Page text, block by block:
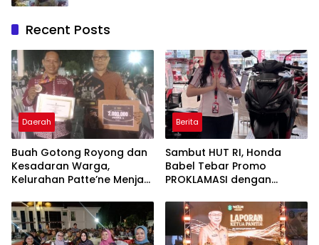
Recent Posts
Daerah
Buah Gotong Royong dan
Kesadaran Warga,
Kelurahan Patte’ne Menjadi
2026
Berita
Sambut HUT RI, Honda
Babel Tebar Promo
PROKLAMASI dengan
Jutaan Rupiah